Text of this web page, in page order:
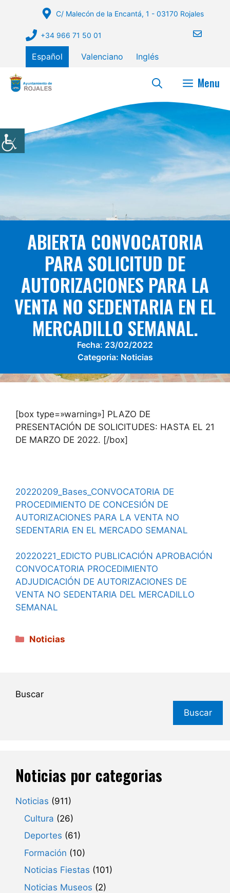
contenido
C/ Malecón de la Encantá, 1 - 03170 Rojales
+34 966 71 50 01
Español Valenciano Inglés
Menu
ABIERTA CONVOCATORIA
PARA SOLICITUD DE
AUTORIZACIONES PARA LA
VENTA NO SEDENTARIA EN EL
MERCADILLO SEMANAL.
Fecha: 23/02/2022
Categoria: Noticias
[box type=»warning»] PLAZO DE
PRESENTACIÓN DE SOLICITUDES: HASTA EL 21
DE MARZO DE 2022. [/box]
20220209_Bases_CONVOCATORIA DE
PROCEDIMIENTO DE CONCESIÓN DE
AUTORIZACIONES PARA LA VENTA NO
SEDENTARIA EN EL MERCADO SEMANAL
20220221_EDICTO PUBLICACIÓN APROBACIÓN
CONVOCATORIA PROCEDIMIENTO
ADJUDICACIÓN DE AUTORIZACIONES DE
VENTA NO SEDENTARIA DEL MERCADILLO
SEMANAL
Categorías
Noticias
Buscar
Buscar
Noticias por categorias
Noticias (911)
Cultura (26)
Deportes (61)
Formación (10)
Noticias Fiestas (101)
Noticias Museos (2)